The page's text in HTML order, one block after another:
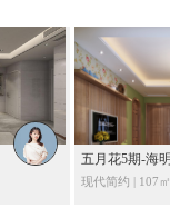
五月花5期-海
现代简约 | 107